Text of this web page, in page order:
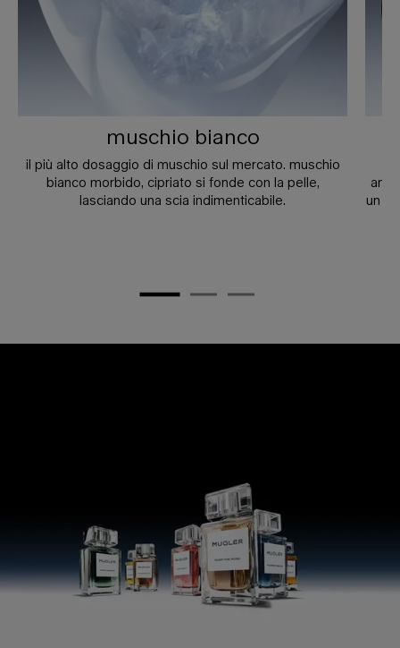
muschio bianco
il più alto dosaggio di muschio sul mercato. muschio
bianco morbido, cipriato si fonde con la pelle,
lasciando una scia indimenticabile.
un